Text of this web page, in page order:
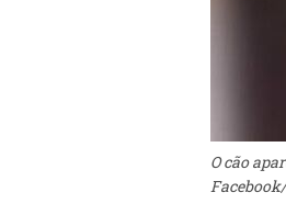
O cão